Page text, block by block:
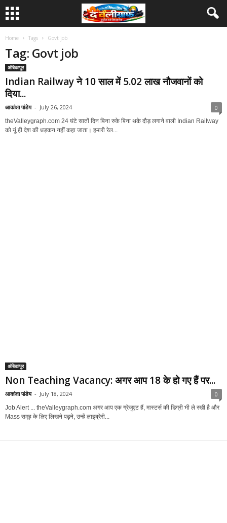
Home Tags Govt job
Tag: Govt job
अंबिकापुर
Indian Railway ने 10 साल में 5.02 लाख नौजवानों को
दिया...
आकांक्षा पांडेय - July 26, 2024 0
theValleygraph.com 24 घंटे सातों दिन बिना रुके बिना थके दौड़ लगाने वाली Indian Railway
को यूं ही देश की धड़कन नहीं कहा जाता। हमारी रेल...
अंबिकापुर
Non Teaching Vacancy: अगर आप 18 के हो गए हैं पर...
आकांक्षा पांडेय - July 18, 2024 0
Job Alert ... theValleygraph.com अगर आप एक ग्रेजुएट हैं, मास्टर्स की डिग्री भी ले रखी है और
Mass समूह के लिए लिखने पढ़ने, उन्हें लाइब्रेरी...